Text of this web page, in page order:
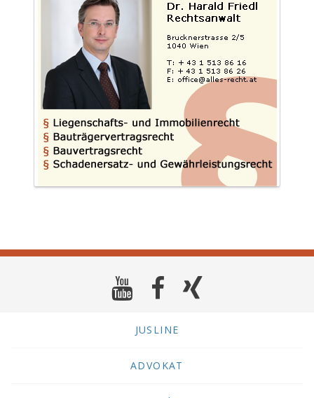
JUSLINE
ADVOKAT